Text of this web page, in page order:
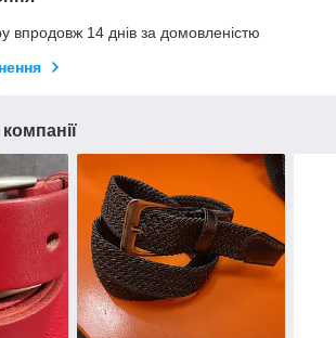
впродовж 14 днів за домовленістю